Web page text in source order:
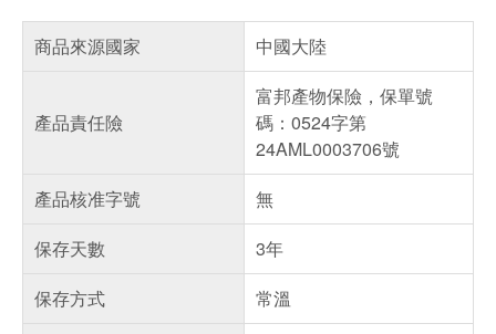
商品來源國家 中國大陸
產品責任險
富邦產物保險，保單號
碼：0524字第
24AML0003706號
產品核准字號
無
保存天數
3年
保存方式
常溫